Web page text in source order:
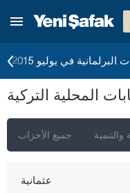
البرلمانية في يوليو 2015
المحلية التركية
جميع الأحزاب
مرسين
موش
نيفشهير
أوردو
عثمانية